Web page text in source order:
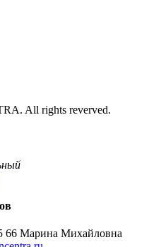
All rights reverved.
66 Марина Михайловна